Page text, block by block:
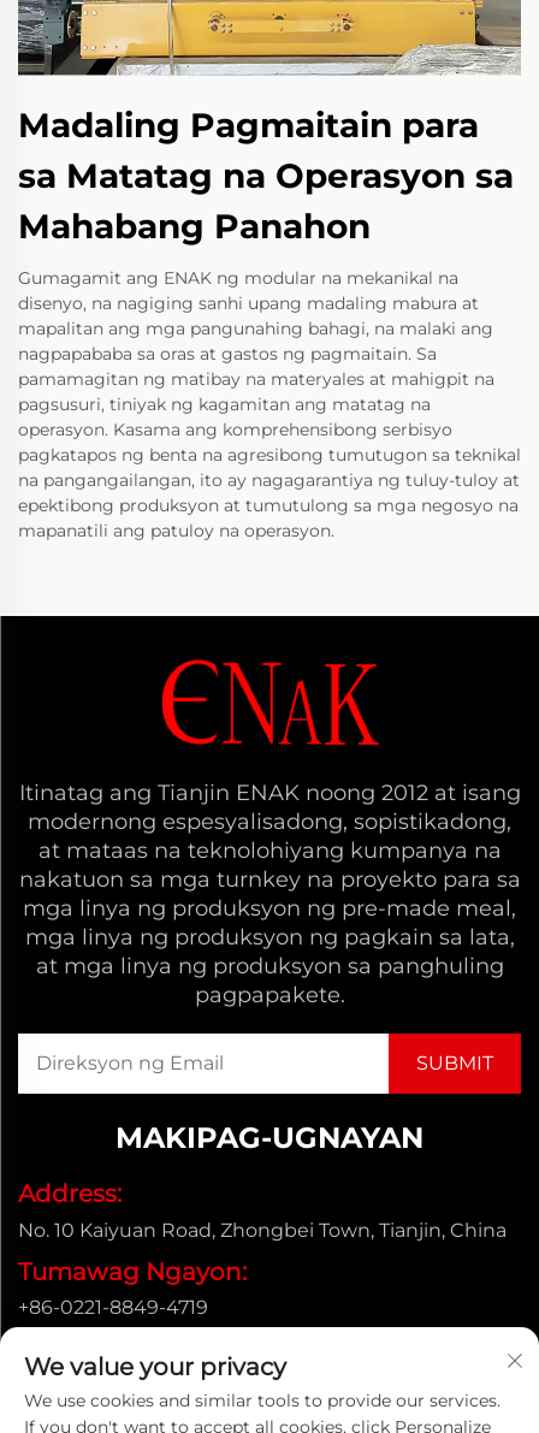
Madaling Pagmaitain para
sa Matatag na Operasyon sa
Mahabang Panahon
Gumagamit ang ENAK ng modular na mekanikal na
disenyo, na nagiging sanhi upang madaling mabura at
mapalitan ang mga pangunahing bahagi, na malaki ang
nagpapababa sa oras at gastos ng pagmaitain. Sa
pamamagitan ng matibay na materyales at mahigpit na
pagsusuri, tiniyak ng kagamitan ang matatag na
operasyon. Kasama ang komprehensibong serbisyo
pagkatapos ng benta na agresibong tumutugon sa teknikal
na pangangailangan, ito ay nagagarantiya ng tuluy-tuloy at
epektibong produksyon at tumutulong sa mga negosyo na
mapanatili ang patuloy na operasyon.
Itinatag ang Tianjin ENAK noong 2012 at isang
modernong espesyalisadong, sopistikadong,
at mataas na teknolohiyang kumpanya na
nakatuon sa mga turnkey na proyekto para sa
mga linya ng produksyon ng pre-made meal,
mga linya ng produksyon ng pagkain sa lata,
at mga linya ng produksyon sa panghuling
pagpapakete.
MAKIPAG-UGNAYAN
Address:
No. 10 Kaiyuan Road, Zhongbei Town, Tianjin, China
Tumawag Ngayon:
+86-0221-8849-4719
[email protected]
We value your privacy
We use cookies and similar tools to provide our services.
If you don't want to accept all cookies, click Personalize